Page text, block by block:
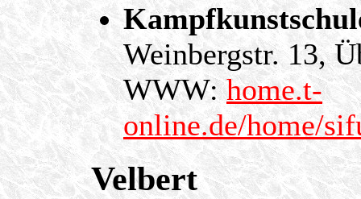
Weinbergstr. 13,
WWW:home.t-
online.de/home/
Velbert